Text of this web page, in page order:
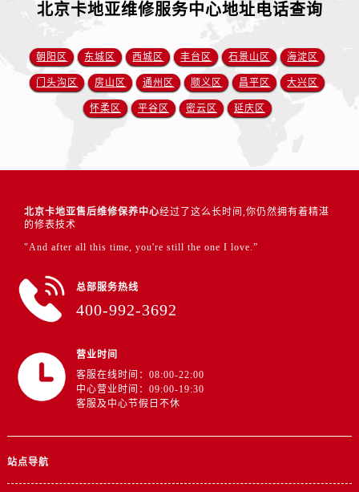
北京卡地亚维修服务中心地址电话查询
朝阳区 东城区 西城区 丰台区 石景山区 海淀区
门头沟区 房山区 通州区 顺义区 昌平区 大兴区
怀柔区 平谷区 密云区 延庆区
北京卡地亚售后维修保养中心经过了这么长时间,你仍然拥有着精湛
的修表技术
"And after all this time, you're still the one I love.”
总部服务热线
400-992-3692
营业时间
客服在线时间：08:00-22:00
中心营业时间：09:00-19:30
客服及中心节假日不休
站点导航